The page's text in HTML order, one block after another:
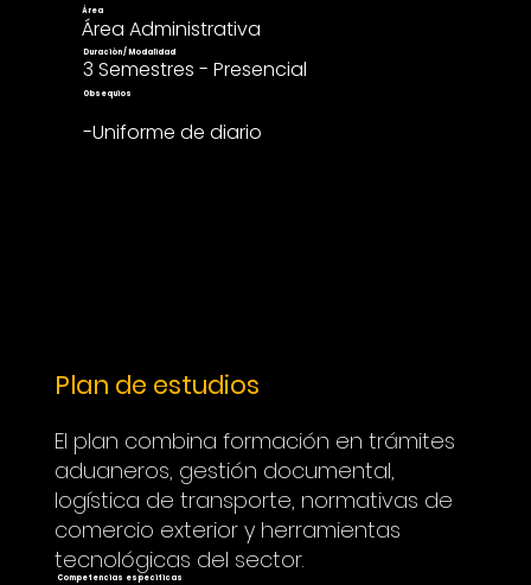
Área
Área Administrativa
Duración / Modalidad
3 Semestres - Presencial
Obsequios
-Uniforme de diario
Plan de estudios
El plan combina formación en trámites
aduaneros, gestión documental,
logística de transporte, normativas de
comercio exterior y herramientas
tecnológicas del sector.
Competencias especificas